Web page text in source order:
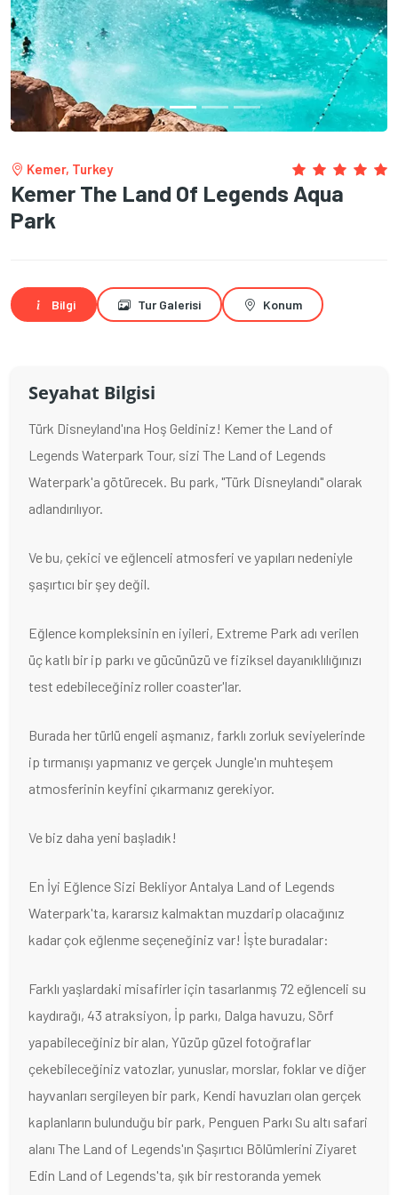
Kemer, Turkey
Kemer The Land Of Legends Aqua
Park
Bilgi Tur Galerisi Konum
Seyahat Bilgisi
Türk Disneyland'ına Hoş Geldiniz! Kemer the Land of
Legends Waterpark Tour, sizi The Land of Legends
Waterpark'a götürecek. Bu park, "Türk Disneylandı" olarak
adlandırılıyor.
Ve bu, çekici ve eğlenceli atmosferi ve yapıları nedeniyle
şaşırtıcı bir şey değil.
Eğlence kompleksinin en iyileri, Extreme Park adı verilen
üç katlı bir ip parkı ve gücünüzü ve fiziksel dayanıklılığınızı
test edebileceğiniz roller coaster'lar.
Burada her türlü engeli aşmanız, farklı zorluk seviyelerinde
ip tırmanışı yapmanız ve gerçek Jungle'ın muhteşem
atmosferinin keyfini çıkarmanız gerekiyor.
Ve biz daha yeni başladık!
En İyi Eğlence Sizi Bekliyor Antalya Land of Legends
Waterpark'ta, kararsız kalmaktan muzdarip olacağınız
kadar çok eğlenme seçeneğiniz var! İşte buradalar:
Farklı yaşlardaki misafirler için tasarlanmış 72 eğlenceli su
kaydırağı, 43 atraksiyon, İp parkı, Dalga havuzu, Sörf
yapabileceğiniz bir alan, Yüzüp güzel fotoğraflar
çekebileceğiniz vatozlar, yunuslar, morslar, foklar ve diğer
hayvanları sergileyen bir park, Kendi havuzları olan gerçek
kaplanların bulunduğu bir park, Penguen Parkı Su altı safari
alanı The Land of Legends'ın Şaşırtıcı Bölümlerini Ziyaret
Edin Land of Legends'ta, şık bir restoranda yemek